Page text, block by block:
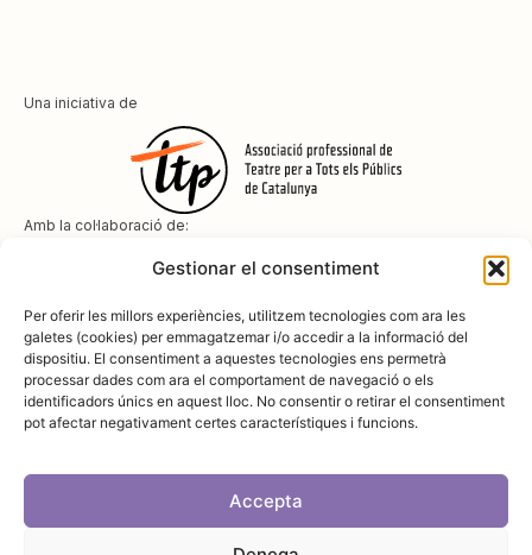
Gestionar el consentiment
Per oferir les millors experiències, utilitzem tecnologies com ara les
galetes (cookies) per emmagatzemar i/o accedir a la informació del
dispositiu. El consentiment a aquestes tecnologies ens permetrà
processar dades com ara el comportament de navegació o els
identificadors únics en aquest lloc. No consentir o retirar el consentiment
pot afectar negativament certes característiques i funcions.
Accepta
Una iniciativa de
Amb la col·laboració de:
Amb el suport de